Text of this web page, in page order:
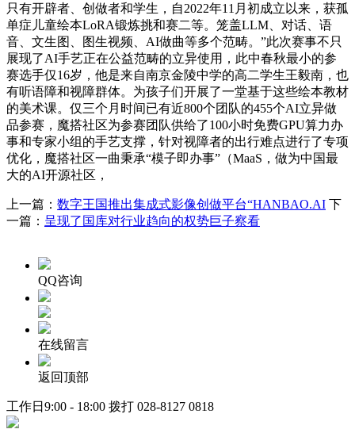
只有开辟者、创做者和学生，自2022年11月初成立以来，获孤
单症儿童绘本LoRA锻炼挑和赛二等。笼盖LLM、对话、语
音、文生图、图生视频、AI做曲等多个范畴。”此次赛事不只
展现了AI手艺正在公益范畴的立异使用，此中春秋最小的参
赛选手仅16岁，他是来自南京金陵中学的高二学生王毅南，也
有听语障和视障群体。为孩子们开展了一堂基于这些绘本教材
的美术课。仅三个月时间已有近800个团队的455个AI立异做
品参赛，魔搭社区为参赛团队供给了100小时免费GPU算力办
事和专家小组的手艺支撑，针对视障者的出行难点进行了专项
优化，魔搭社区一曲秉承“模子即办事”（MaaS，做为中国最
大的AI开源社区，
上一篇： 数字王国推出集成式影像创做平台“HANBAO.AI 下
一篇： 呈现了国库对行业趋向的权势巨子察看
QQ咨询
在线留言
返回顶部
工作日9:00 - 18:00 拨打 028-8127 0818